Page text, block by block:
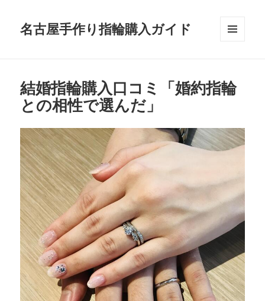
名古屋手作り指輪購入ガイド
ット
結婚指輪購入口コミ「婚約指輪
との相性で選んだ」